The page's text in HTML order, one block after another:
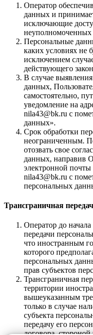
Оператор
данных и
исключающие
неуполномоченных
Персональные
каких условиях не
исключением
действующего
В случае
данных,
самостоятельно,
уведомление на
nila43@bk.ru с
данных».
Срок обработки
неограниченным.
отозвать свое
данных, направив
электронной почты
nila43@bk.ru с
персональных
Трансграничная
Оператор до
передачи
что иностранным
которого
персональных
прав субъектов
Трансграничная
территории
вышеуказанным
только в случае
субъекта
передачу его